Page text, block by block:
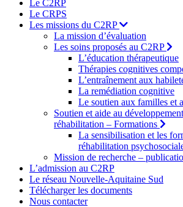
Le C2RP
Le CRPS
Les missions du C2RP
La mission d’évaluation
Les soins proposés au C2RP
L’éducation thérapeutique
Thérapies cognitives
L’entraînement aux
La remédiation cognitive
Le soutien aux familles et
Soutien et aide au
réhabilitation – Formations
La sensibilisation et les
réhabilitation
Mission de recherche –
L’admission au C2RP
Le réseau Nouvelle-Aquitaine Sud
Télécharger les documents
Nous contacter